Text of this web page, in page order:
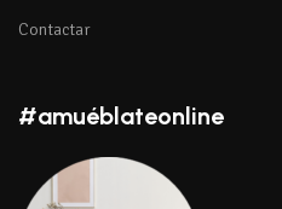
Contactar
#amuéblateonline